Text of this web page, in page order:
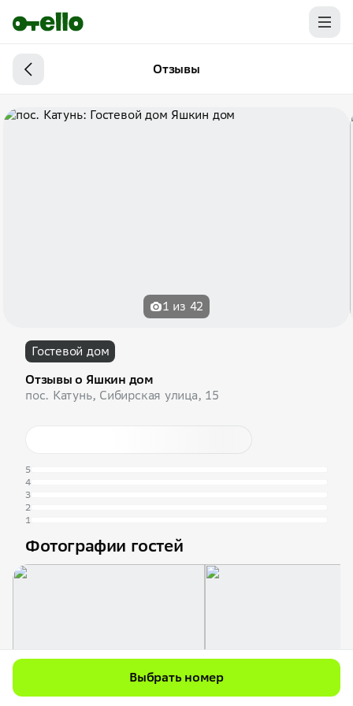
Отзывы
1 из 42
Гостевой дом
Отзывы о Яшкин дом
пос. Катунь, Сибирская улица, 15
5
4
3
2
1
Фотографии гостей
Выбрать номер